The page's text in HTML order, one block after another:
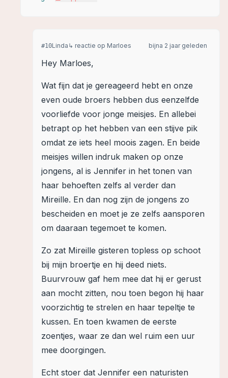
#10Linda ↳ reactie op Marloes bijna 2 jaar geleden
Hey Marloes,
Wat fijn dat je gereageerd hebt en onze
even oude broers hebben dus eenzelfde
voorliefde voor jonge meisjes. En allebei
betrapt op het hebben van een stijve pik
omdat ze iets heel moois zagen. En beide
meisjes willen indruk maken op onze
jongens, al is Jennifer in het tonen van
haar behoeften zelfs al verder dan
Mireille. En dan nog zijn de jongens zo
bescheiden en moet je ze zelfs aansporen
om daaraan tegemoet te komen.
Zo zat Mireille gisteren topless op schoot
bij mijn broertje en hij deed niets.
Buurvrouw gaf hem mee dat hij er gerust
aan mocht zitten, nou toen begon hij haar
voorzichtig te strelen en haar tepeltje te
kussen. En toen kwamen de eerste
zoentjes, waar ze dan wel ruim een uur
mee doorgingen.
Echt stoer dat Jennifer een naturisten